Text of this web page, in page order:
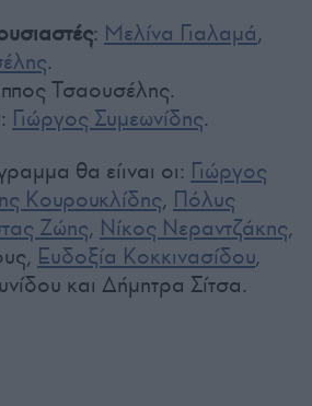
: Μελίνα Γιαλαμά,
.
Τσαουσέλης.
: Γιώργος Συμεωνίδης.
θα είιναι οι: Γιώργος
Κουρουκλίδης, Πόλυς
Ζώης, Νίκος Νεραντζάκης,
Ευδοξία Κοκκινασίδου,
και Δήμητρα Σίτσα.